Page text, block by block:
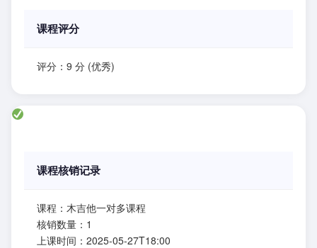
课程评分
评分：9 分 (优秀)
课程核销记录
课程：木吉他一对多课程
核销数量：1
上课时间：2025-05-27T18:00